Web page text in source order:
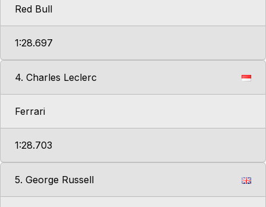
Red Bull
1:28.697
4. Charles Leclerc
Ferrari
1:28.703
5. George Russell